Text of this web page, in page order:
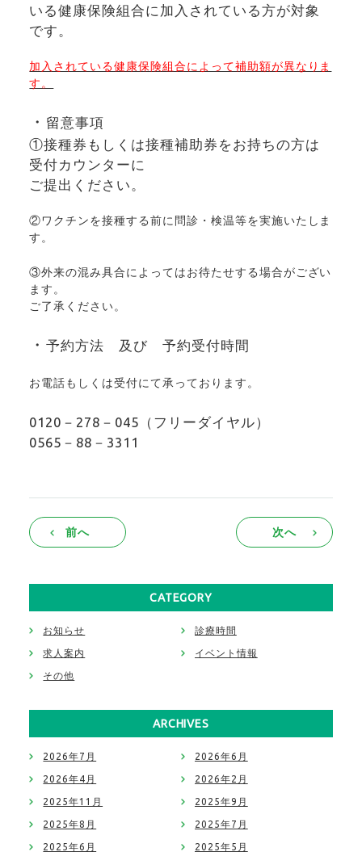
いる健康保険組合に加入されている方が対象
です。
加入されている健康保険組合によって補助額が異なりま
す。
・ 留意事項
①接種券もしくは接種補助券をお持ちの方は
受付カウンターに
ご提出ください。
②ワクチンを接種する前に問診・検温等を実施いたしま
す。
③外来の混み具合によってはお待たせする場合がござい
ます。
ご了承ください。
・予約方法 及び 予約受付時間
お電話もしくは受付にて承っております。
0120－278－045（フリーダイヤル）
0565－88－3311
前へ 次へ
CATEGORY
お知らせ 診療時間
求人案内 イベント情報
その他
ARCHIVES
2026年7月 2026年6月
2026年4月 2026年2月
2025年11月 2025年9月
2025年8月 2025年7月
2025年6月 2025年5月